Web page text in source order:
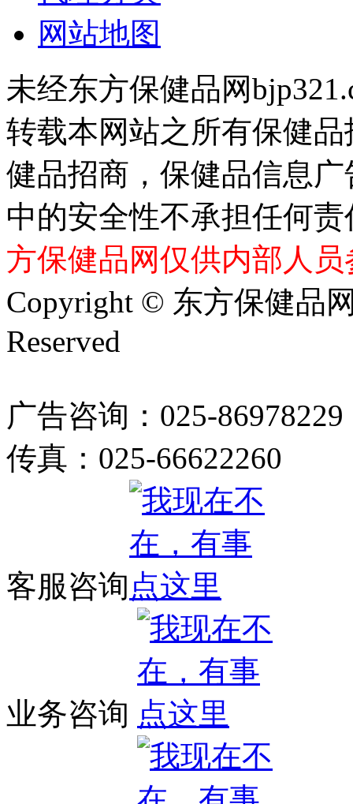
网站地图
未经东方保健品网
转载本网站之所有保健
健品招商，保健品信息
中的安全性不承担任何
方保健品网仅供内部人
Copyright © 东方保健品
Reserved
广告咨询：025-86978229
传真：025-66622260
客服咨询
业务咨询